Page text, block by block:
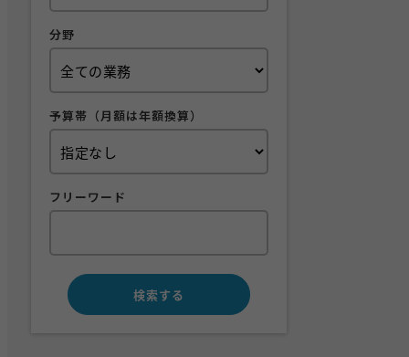
分野
予算帯（月額は年額換算）
フリーワード